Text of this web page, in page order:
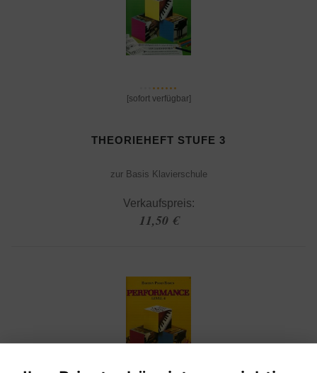
[sofort verfügbar]
THEORIEHEFT STUFE 3
zur Basis Klavierschule
Verkaufspreis:
11,50 €